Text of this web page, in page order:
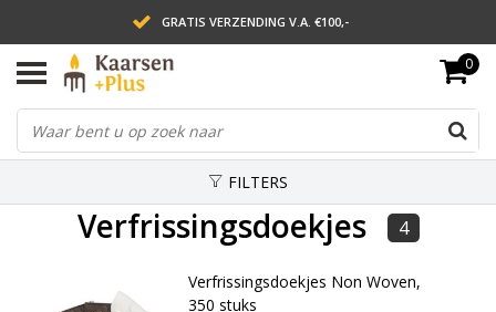
GRATIS VERZENDING V.A. €100,-
LEVERING BINNEN 2 WERKDAGEN
ACHTERAF BETALEN VIA AFTERPAY
0
FILTERS
Verfrissingsdoekjes 4
Verfrissingsdoekjes Non Woven,
350 stuks